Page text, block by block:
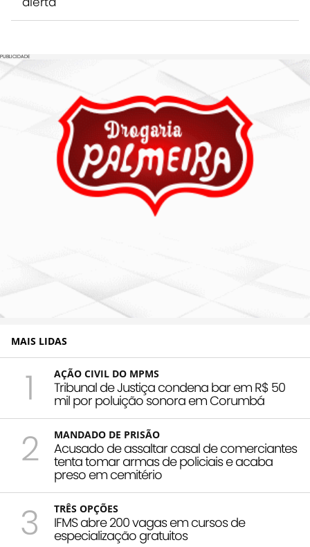
PUBLICIDADE
MAIS LIDAS
1 AÇÃO CIVIL DO MPMS
Tribunal de Justiça condena bar em R$ 50
mil por poluição sonora em Corumbá
2 MANDADO DE PRISÃO
Acusado de assaltar casal de comerciantes
tenta tomar armas de policiais e acaba
preso em cemitério
3 TRÊS OPÇÕES
IFMS abre 200 vagas em cursos de
especialização gratuitos